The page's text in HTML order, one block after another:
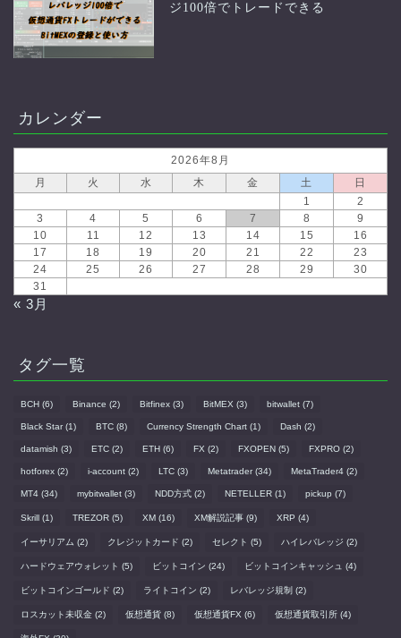
ジ100倍でトレードできる
カレンダー
2026年8月
月
火 水 木 金 土
日
1
2
3
4 5 6 7 8
9
10
11 12 13 14 15
16
17
18 19 20 21 22
23
24
25 26 27 28 29
30
31
« 3月
タグ一覧
BCH (6) Binance (2) Bitfinex (3) BitMEX (3) bitwallet (7)
Black Star(1) BTC (8) Currency Strength Chart (1) Dash (2)
datamish (3) ETC (2) ETH (6) FX (2) FXOPEN (5) FXPRO (2)
hotforex (2) i-account (2) LTC (3) Metatrader(34) MetaTrader4 (2)
MT4 (34) mybitwallet (3) NDD方式 (2) NETELLER (1) pickup (7)
Skrill (1) TREZOR (5) XM (16) XM解説記事 (9) XRP (4)
イーサリアム (2) クレジットカード (2) セレクト (5) ハイレバレッジ (2)
ハードウェアウォレット (5) ビットコイン (24) ビットコインキャッシュ (4)
ビットコインゴールド (2) ライトコイン (2) レバレッジ規制 (2)
ロスカット未収金 (2) 仮想通貨 (8) 仮想通貨FX (6) 仮想通貨取引所 (4)